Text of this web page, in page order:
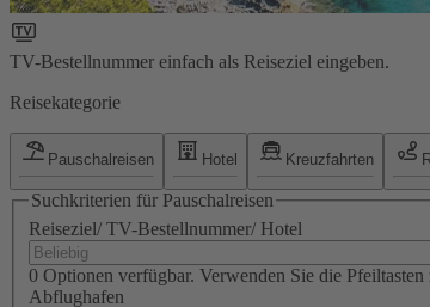
TV-Bestellnummer einfach als Reiseziel eingeben.
Reisekategorie
Pauschalreisen Hotel Kreuzfahrten
Suchkriterien für Pauschalreisen
Reiseziel/ TV-Bestellnummer/ Hotel
0 Optionen verfügbar. Verwenden Sie die
Abflughafen